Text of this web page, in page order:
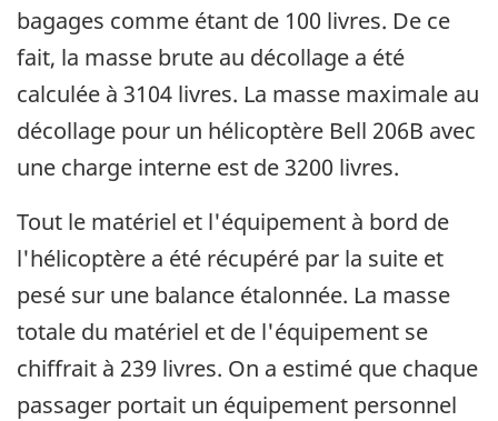
bagages comme étant de 100 livres. De ce
fait, la masse brute au décollage a été
calculée à 3104 livres. La masse maximale au
décollage pour un hélicoptère Bell 206B avec
une charge interne est de 3200 livres.
Tout le matériel et l'équipement à bord de
l'hélicoptère a été récupéré par la suite et
pesé sur une balance étalonnée. La masse
totale du matériel et de l'équipement se
chiffrait à 239 livres. On a estimé que chaque
passager portait un équipement personnel